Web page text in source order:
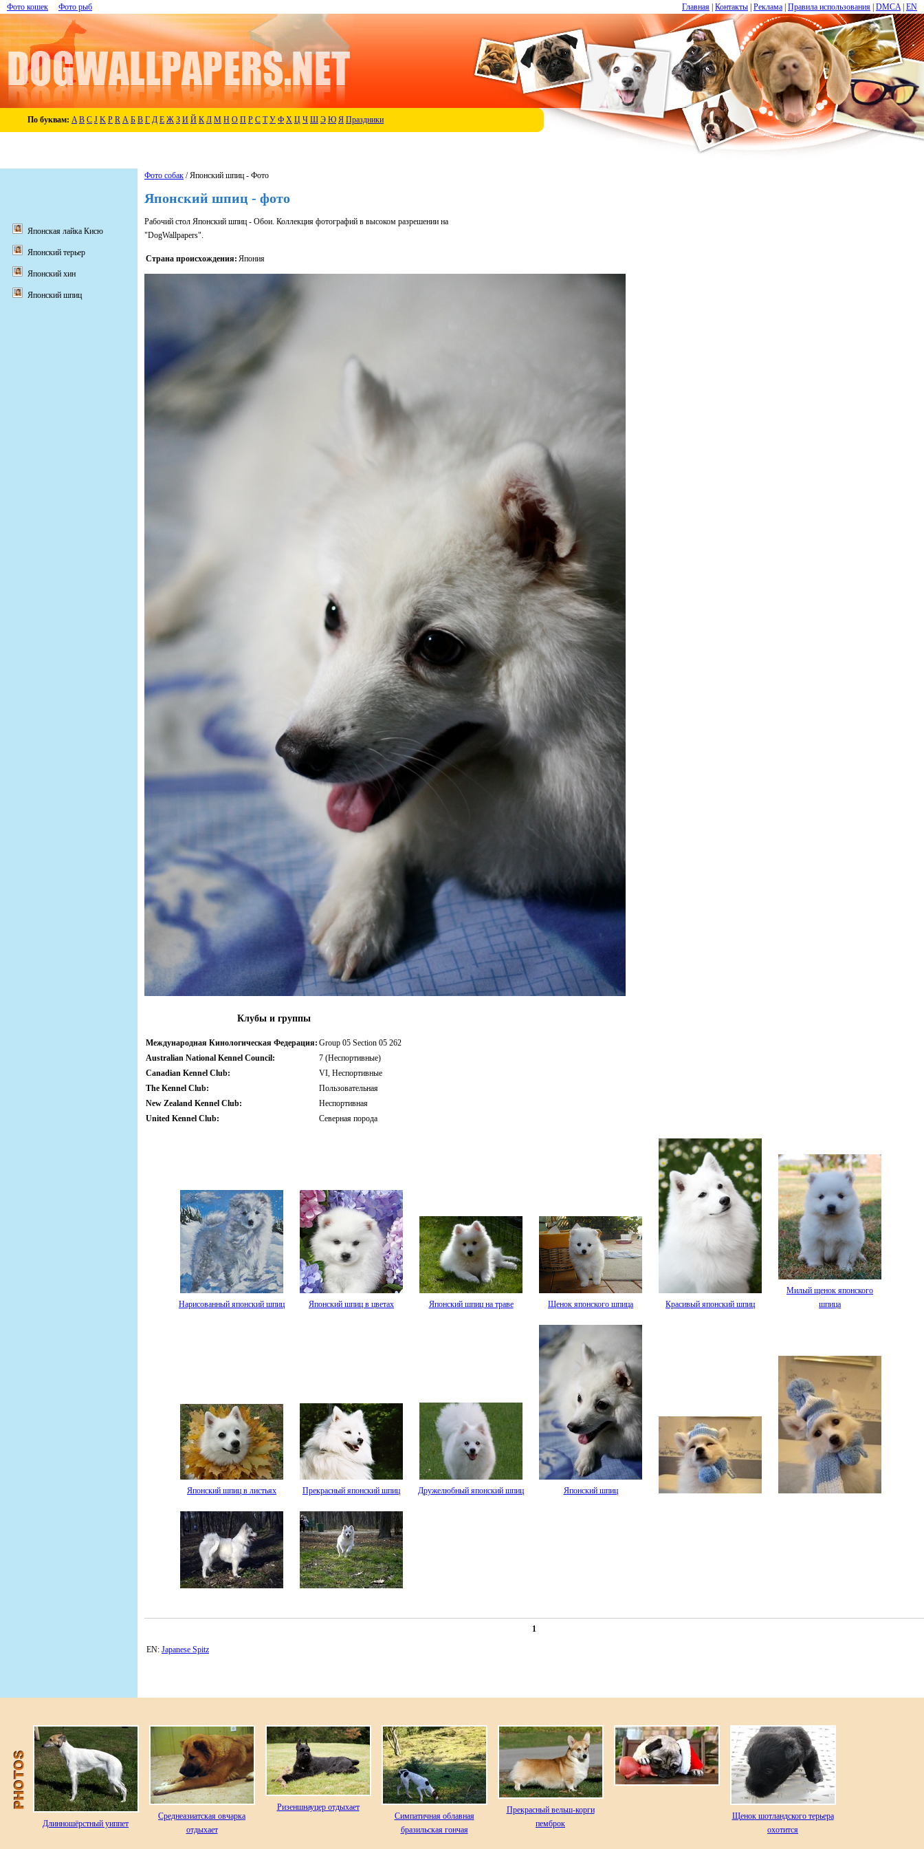
Главная Контакты Реклама Правила использования DMCA EN
Фото кошек Фото рыб
По буквам: A B C J K P R А Б В Г Д Е Ж З И Й К Л М Н О П Р С Т У Ф Х Ц Ч Ш Э Ю Я Праздники
Фото собак / Японский шпиц - Фото
Японский шпиц - фото
Рабочий стол Японский шпиц - Обои. Коллекция фотографий в высоком разрешении на
"DogWallpapers".
Страна происхождения: Япония
Клубы и группы
Международная Кинологическая Федерация: Group 05 Section 05 262
Australian National Kennel Council:
7 (Неспортивные)
Canadian Kennel Club:
VI, Неспортивные
The Kennel Club:
Пользовательная
New Zealand Kennel Club:
Неспортивная
United Kennel Club:
Северная порода
Нарисованный японский шпиц Японский шпиц в цветах Японский шпиц на траве Щенок японского шпица Красивый японский шпиц
Милый щенок японского
шпица
Японский шпиц в листьях Прекрасный японский шпиц Дружелюбный японский шпиц Японский шпиц
1
EN: Japanese Spitz
Японская лайка Кисю
Японский терьер
Японский хин
Японский шпиц
Длинношёрстный уиппет
Среднеазиатская овчарка
отдыхает
Ризеншнауцер отдыхает
Симпатичная облавная
бразильская гончая
Прекрасный вельш-корги
пемброк
Щенок шотландского терьера
охотится